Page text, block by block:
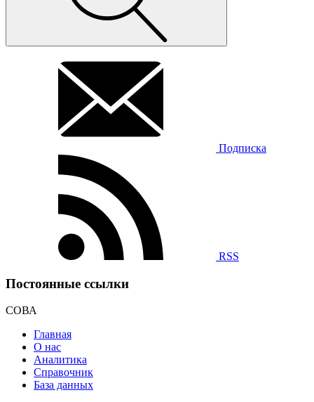
Подписка
RSS
Постоянные ссылки
СОВА
Главная
О нас
Аналитика
Справочник
База данных